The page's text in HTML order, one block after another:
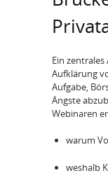
Ein
Aufklärung
Aufgabe,
Ängste
Webinaren
warum
weshalb